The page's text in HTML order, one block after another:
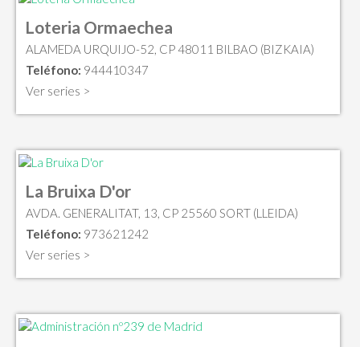
Loteria Ormaechea
ALAMEDA URQUIJO-52, CP 48011 BILBAO (BIZKAIA)
Teléfono: 944410347
Ver series >
La Bruixa D'or
AVDA. GENERALITAT, 13, CP 25560 SORT (LLEIDA)
Teléfono: 973621242
Ver series >